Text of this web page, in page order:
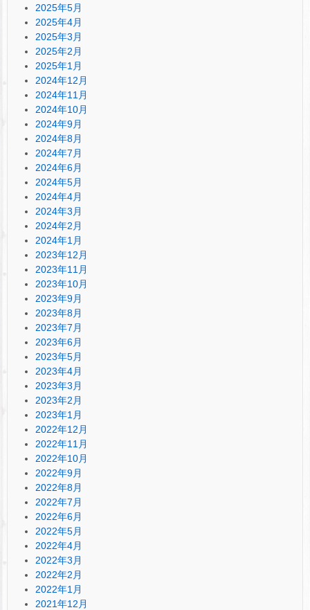
2025年5月
2025年4月
2025年3月
2025年2月
2025年1月
2024年12月
2024年11月
2024年10月
2024年9月
2024年8月
2024年7月
2024年6月
2024年5月
2024年4月
2024年3月
2024年2月
2024年1月
2023年12月
2023年11月
2023年10月
2023年9月
2023年8月
2023年7月
2023年6月
2023年5月
2023年4月
2023年3月
2023年2月
2023年1月
2022年12月
2022年11月
2022年10月
2022年9月
2022年8月
2022年7月
2022年6月
2022年5月
2022年4月
2022年3月
2022年2月
2022年1月
2021年12月